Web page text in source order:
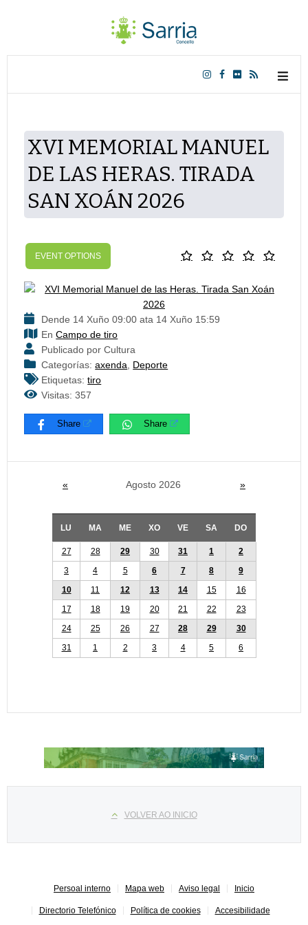
XVI MEMORIAL MANUEL
DE LAS HERAS. TIRADA
SAN XOÁN 2026
EVENT OPTIONS
Dende 14 Xuño 09:00 ata 14 Xuño 15:59
EnCampo de tiro
Publicado por Cultura
Categorías:axenda
Deporte
Etiquetas:tiro
Visitas: 357
Share Share
« Agosto 2026 »
LU MA ME XO VE SA DO
27 28 29 30 31 1
2
3
4 5 6 7 8
9
10
11 12 13 14 15
16
17
18 19 20 21 22
23
24
25 26 27 28 29
30
31
1 2 3 4 5 6
VOLVER AO INICIO
Persoal interno Mapa web Aviso legal Inicio
Directorio Telefónico Política de cookies Accesibilidade